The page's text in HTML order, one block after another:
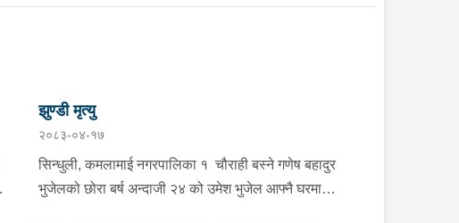
झुण्डी मृत्यु
२०८३-०४-१७
सिन्धुली, कमलामाई नगरपालिका १ चौराही बस्ने गणेष बहादुर
भुजेलको छोरा बर्ष अन्दाजी २४ को उमेश भुजेल आफ्नै घरमा